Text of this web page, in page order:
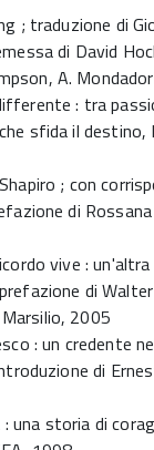
; traduzione di
di David
A.
: tra
sfida il destino,
; con
di
vive :
di
2005
: un credente
di
una storia di